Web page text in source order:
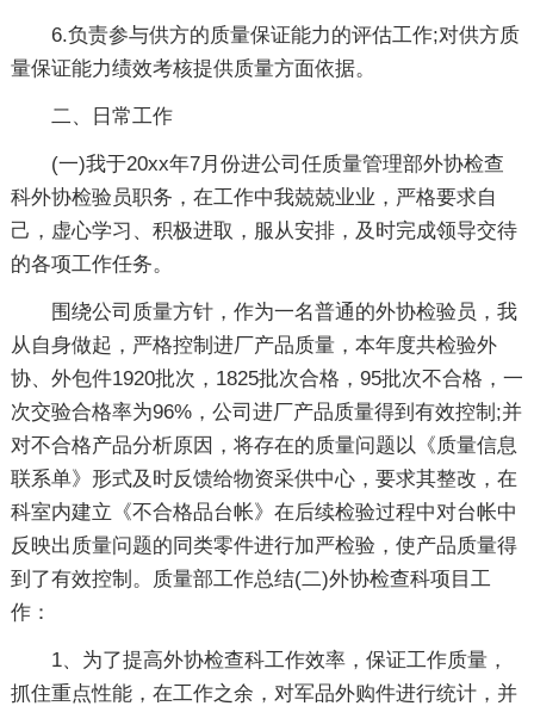
6.负责参与供方的质量保证能力的评估工作;对供方质
量保证能力绩效考核提供质量方面依据。
二、日常工作
(一)我于20xx年7月份进公司任质量管理部外协检查
科外协检验员职务，在工作中我兢兢业业，严格要求自
己，虚心学习、积极进取，服从安排，及时完成领导交待
的各项工作任务。
围绕公司质量方针，作为一名普通的外协检验员，我
从自身做起，严格控制进厂产品质量，本年度共检验外
协、外包件1920批次，1825批次合格，95批次不合格，一
次交验合格率为96%，公司进厂产品质量得到有效控制;并
对不合格产品分析原因，将存在的质量问题以《质量信息
联系单》形式及时反馈给物资采供中心，要求其整改，在
科室内建立《不合格品台帐》在后续检验过程中对台帐中
反映出质量问题的同类零件进行加严检验，使产品质量得
到了有效控制。质量部工作总结(二)外协检查科项目工
作：
1、为了提高外协检查科工作效率，保证工作质量，
抓住重点性能，在工作之余，对军品外购件进行统计，并